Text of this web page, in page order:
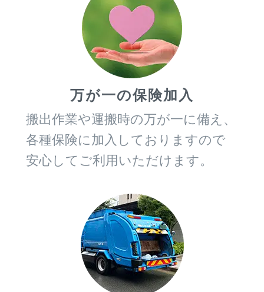
万が一の保険加入
搬出作業や運搬時の万が一に備え、
各種保険に加入しておりますので
安心してご利用いただけます。